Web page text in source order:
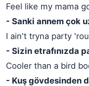
Feel like my mama
- Sanki annem çok
I ain't tryna party
- Sizin etrafınızda
Cooler than a bird
- Kuş gövdesinden